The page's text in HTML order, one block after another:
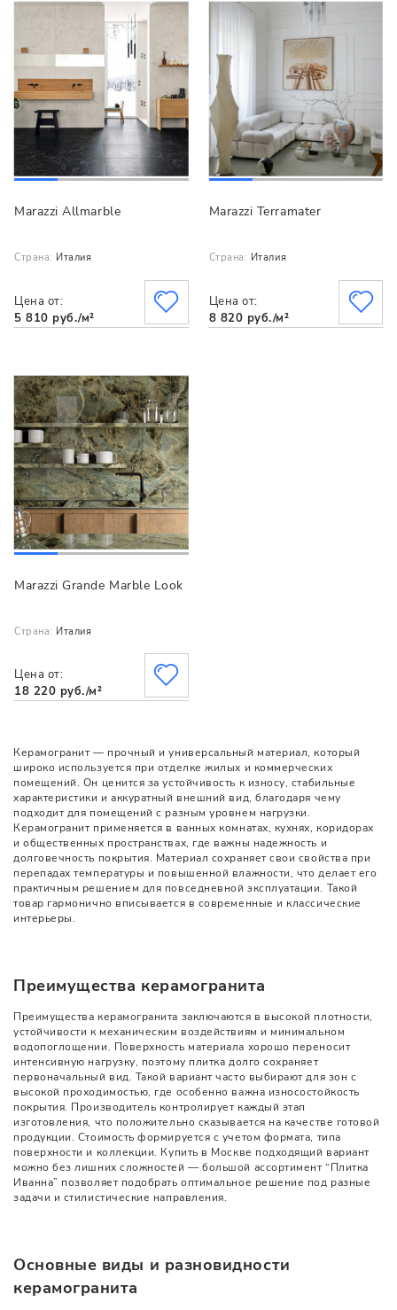
Marazzi Allmarble
Страна: Италия
Цена от:
5 810 руб./м²
Marazzi Terramater
Страна: Италия
Цена от:
8 820 руб./м²
Marazzi Grande Marble Look
Страна: Италия
Цена от:
18 220 руб./м²
Керамогранит — прочный и универсальный материал, который
широко используется при отделке жилых и коммерческих
помещений. Он ценится за устойчивость к износу, стабильные
характеристики и аккуратный внешний вид, благодаря чему
подходит для помещений с разным уровнем нагрузки.
Керамогранит применяется в ванных комнатах, кухнях, коридорах
и общественных пространствах, где важны надежность и
долговечность покрытия. Материал сохраняет свои свойства при
перепадах температуры и повышенной влажности, что делает его
практичным решением для повседневной эксплуатации. Такой
товар гармонично вписывается в современные и классические
интерьеры.
Преимущества керамогранита
Преимущества керамогранита заключаются в высокой плотности,
устойчивости к механическим воздействиям и минимальном
водопоглощении. Поверхность материала хорошо переносит
интенсивную нагрузку, поэтому плитка долго сохраняет
первоначальный вид. Такой вариант часто выбирают для зон с
высокой проходимостью, где особенно важна износостойкость
покрытия. Производитель контролирует каждый этап
изготовления, что положительно сказывается на качестве готовой
продукции. Стоимость формируется с учетом формата, типа
поверхности и коллекции. Купить в Москве подходящий вариант
можно без лишних сложностей — большой ассортимент “Плитка
Иванна” позволяет подобрать оптимальное решение под разные
задачи и стилистические направления.
Основные виды и разновидности
керамогранита